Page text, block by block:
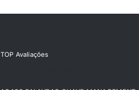
TOP Avaliações